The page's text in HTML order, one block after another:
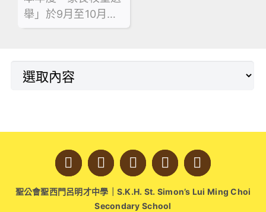
驗，為家長與子女建
新消息,活動花絮
舉」於9月至10月期
間順利舉行，在校友
湯皓勛校長及選舉主
任李建豪副校長的見
聖公會聖西門呂明才中學｜S.K.H. St. Simon’s Lui Ming Choi
Secondary School